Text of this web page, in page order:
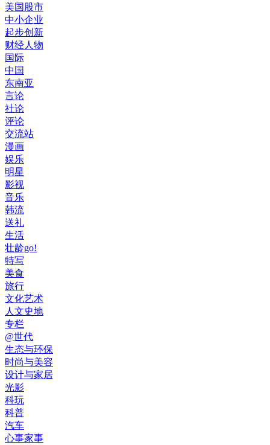
美国股市
中小企业
起步创新
财经人物
国际
中国
东南亚
言论
社论
评论
交流站
漫画
娱乐
明星
影视
音乐
韩流
送礼
生活
壮龄go!
特写
美食
旅行
文化艺术
人文史地
专栏
@世代
生态与环保
时尚与美容
设计与家居
光影
科玩
科普
汽车
心事家事